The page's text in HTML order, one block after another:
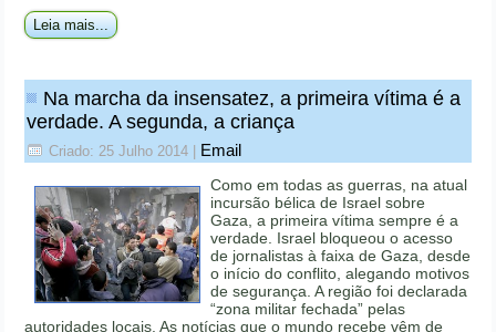
Leia mais...
Na marcha da insensatez, a primeira ví­tima é a
verdade. A segunda, a criança
Criado: 25 Julho 2014 Email
Como em todas as guerras, na atual
incursão bélica de Israel sobre
Gaza, a primeira vítima sempre é a
verdade. Israel bloqueou o acesso
de jornalistas à faixa de Gaza, desde
o início do conflito, alegando motivos
de segurança. A região foi declarada
“zona militar fechada” pelas
autoridades locais. As notícias que o mundo recebe vêm de